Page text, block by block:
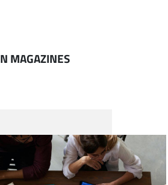
MAGAZINES